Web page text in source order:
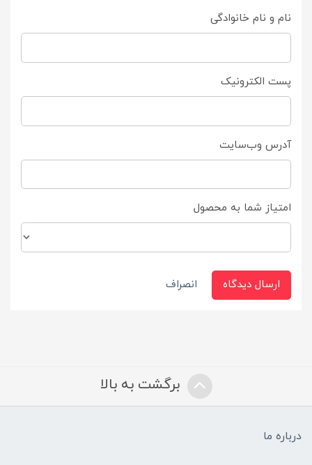
نام و نام خانوادگی
پست الکترونیک
آدرس وب‌سایت
امتیاز شما به محصول
ارسال دیدگاه انصراف
برگشت به بالا
درباره ما